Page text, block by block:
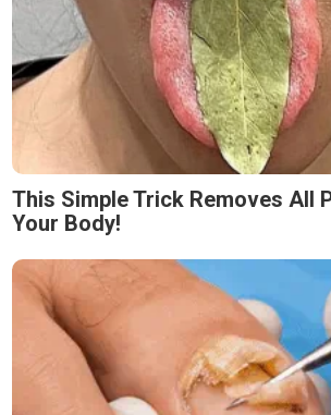
This Simple Trick Removes All
Your Body!